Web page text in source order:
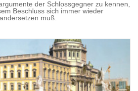
der Schlossgegner zu kennen,
Beschluss sich immer wieder
muß.